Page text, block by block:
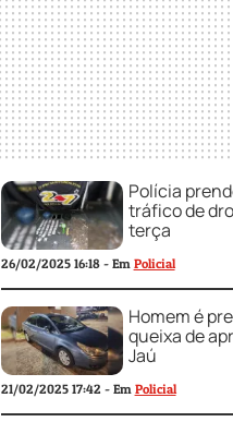
Polícia
tráfico de
terça
26/02/2025 16:18 - Em Policial
Homem é
queixa de
Jaú
21/02/2025 17:42 - Em Policial